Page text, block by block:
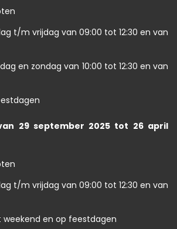
t/m vrijdag van 09:00 tot 12:30 en van
en zondag van 10:00 tot 12:30 en van
29 september 2025 tot 26 april
t/m vrijdag van 09:00 tot 12:30 en van
weekend en op feestdagen